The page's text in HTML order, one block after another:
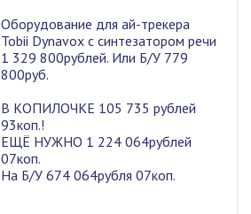
Оборудование для ай-трекера
Tobii Dynavox с синтезатором речи
1 329 800рублей. Или Б/У 779
800руб.
В КОПИЛОЧКЕ 105 735 рублей
93коп.!
ЕЩЁ НУЖНО 1 224 064рублей
07коп.
На Б/У 674 064рубля 07коп.